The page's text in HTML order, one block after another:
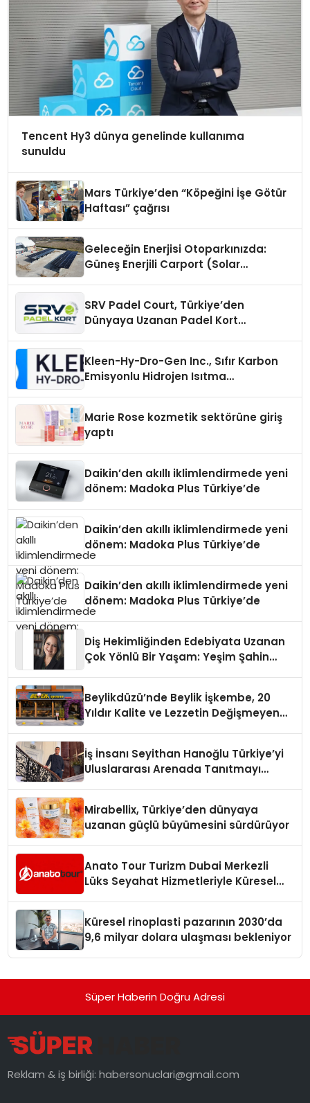
Tencent Hy3 dünya genelinde kullanıma
sunuldu
Mars Türkiye’den “Köpeğini İşe Götür
Haftası” çağrısı
Geleceğin Enerjisi Otoparkınızda:
Güneş Enerjili Carport (Solar
SRV Padel Court, Türkiye’den
Dünyaya Uzanan Padel Kort
Kleen-Hy-Dro-Gen Inc., Sıfır Karbon
Emisyonlu Hidrojen Isıtma
Marie Rose kozmetik sektörüne giriş
yaptı
Daikin’den akıllı iklimlendirmede yeni
dönem: Madoka Plus Türkiye’de
Daikin’den akıllı iklimlendirmede yeni
dönem: Madoka Plus Türkiye’de
Daikin’den akıllı iklimlendirmede yeni
dönem: Madoka Plus Türkiye’de
Diş Hekimliğinden Edebiyata Uzanan
Çok Yönlü Bir Yaşam: Yeşim Şahin
Beylikdüzü’nde Beylik İşkembe, 20
Yıldır Kalite ve Lezzetin Değişmeyen
İş İnsanı Seyithan Hanoğlu Türkiye’yi
Uluslararası Arenada Tanıtmayı
Mirabellix, Türkiye’den dünyaya
uzanan güçlü büyümesini sürdürüyor
Anato Tour Turizm Dubai Merkezli
Lüks Seyahat Hizmetleriyle Küresel
Küresel rinoplasti pazarının 2030’da
9,6 milyar dolara ulaşması bekleniyor
Süper Haberin Doğru Adresi
Reklam & iş birliği:habersonuclari@gmail.com